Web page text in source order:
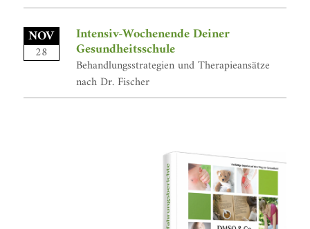
NOV
28
Intensiv-Wochenende Deiner
Gesundheitsschule
Behandlungsstrategien und Therapieansätze
nach Dr. Fischer